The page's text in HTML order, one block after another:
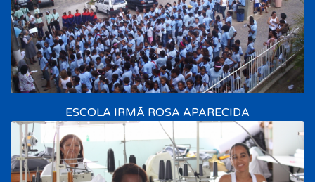
ESCOLA IRMÃ ROSA APARECIDA